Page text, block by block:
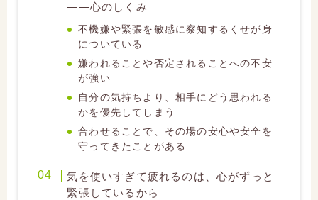
――心のしくみ
不機嫌や緊張を敏感に察知するくせが身
についている
嫌われることや否定されることへの不安
が強い
自分の気持ちより、相手にどう思われる
かを優先してしまう
合わせることで、その場の安心や安全を
守ってきたことがある
気を使いすぎて疲れるのは、心がずっと
緊張しているから